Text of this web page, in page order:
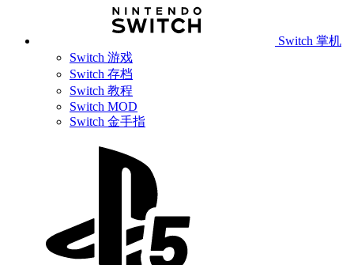
Switch 掌机
Switch 游戏
Switch 存档
Switch 教程
Switch MOD
Switch 金手指